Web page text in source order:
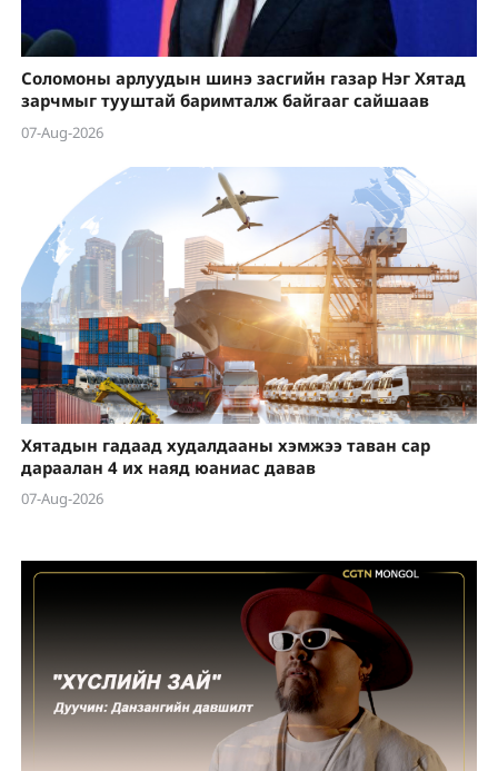
Соломоны арлуудын шинэ засгийн газар Нэг Хятад
зарчмыг тууштай баримталж байгааг сайшаав
07-Aug-2026
Хятадын гадаад худалдааны хэмжээ таван сар
дараалан 4 их наяд юаниас давав
07-Aug-2026